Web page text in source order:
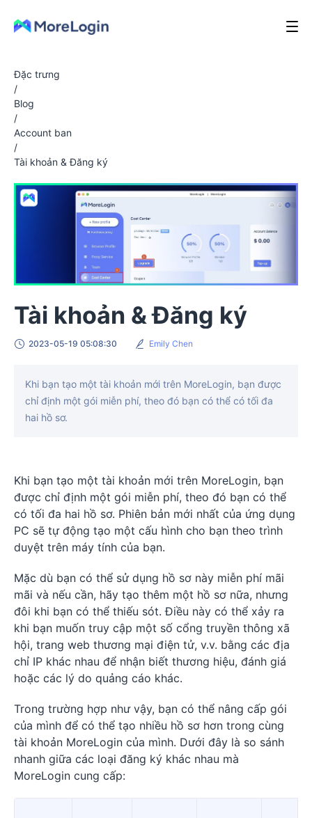
Đặc trưng
/
Blog
/
Account ban
/
Tài khoản & Đăng ký
Tài khoản & Đăng ký
2023-05-19 05:08:30 Emily Chen
Khi bạn tạo một tài khoản mới trên MoreLogin, bạn được
chỉ định một gói miễn phí, theo đó bạn có thể có tối đa
hai hồ sơ.
Khi bạn tạo một tài khoản mới trên MoreLogin, bạn
được chỉ định một gói miễn phí, theo đó bạn có thể
có tối đa hai hồ sơ. Phiên bản mới nhất của ứng dụng
PC sẽ tự động tạo một cấu hình cho bạn theo trình
duyệt trên máy tính của bạn.
Mặc dù bạn có thể sử dụng hồ sơ này miễn phí mãi
mãi và nếu cần, hãy tạo thêm một hồ sơ nữa, nhưng
đôi khi bạn có thể thiếu sót. Điều này có thể xảy ra
khi bạn muốn truy cập một số cổng truyền thông xã
hội, trang web thương mại điện tử, v.v. bằng các địa
chỉ IP khác nhau để nhận biết thương hiệu, đánh giá
hoặc các lý do quảng cáo khác.
Trong trường hợp như vậy, bạn có thể nâng cấp gói
của mình để có thể tạo nhiều hồ sơ hơn trong cùng
tài khoản MoreLogin của mình. Dưới đây là so sánh
nhanh giữa các loại đăng ký khác nhau mà
MoreLogin cung cấp: